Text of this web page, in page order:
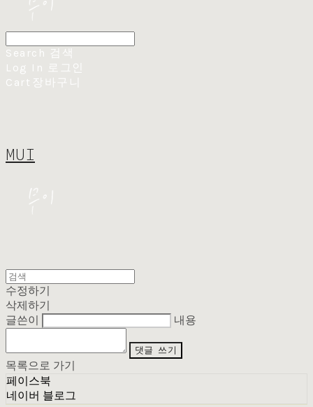
Search 검색
Log In 로그인
Cart 장바구니
MUI
수정하기
삭제하기
글쓴이
내용
댓글 쓰기
목록으로 가기
페이스북
네이버 블로그